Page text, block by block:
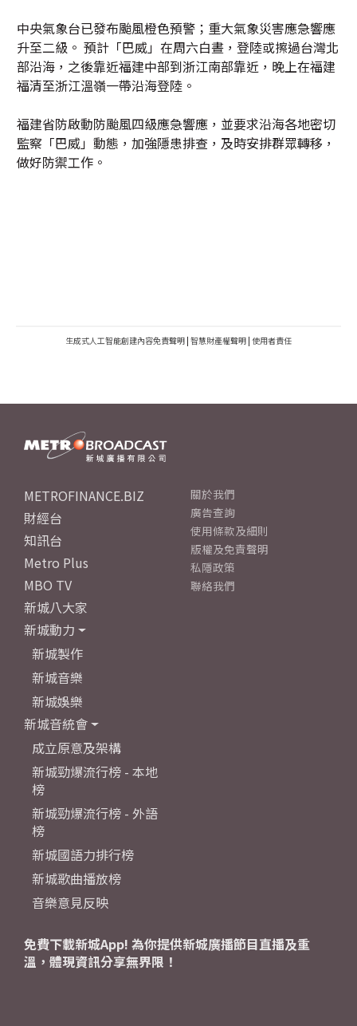
中央氣象台已發布颱風橙色預警；重大氣象災害應急響應
升至二級。 預計「巴威」在周六白晝，登陸或擦過台灣北
部沿海，之後靠近福建中部到浙江南部靠近，晚上在福建
福清至浙江溫嶺一帶沿海登陸。
福建省防啟動防颱風四級應急響應，並要求沿海各地密切
監察「巴威」動態，加強隱患排查，及時安排群眾轉移，
做好防禦工作。
生成式人工智能創建內容免責聲明 | 智慧財產權聲明 | 使用者責任
METROFINANCE.BIZ
財經台
知訊台
Metro Plus
MBO TV
新城八大家
新城動力
新城製作
新城音樂
新城娛樂
新城音統會
成立原意及架構
新城勁爆流行榜 - 本地
榜
新城勁爆流行榜 - 外語
榜
新城國語力排行榜
新城歌曲播放榜
音樂意見反映
關於我們
廣告查詢
使用條款及細則
版權及免責聲明
私隱政策
聯絡我們
免費下載新城App! 為你提供新城廣播節目直播及重
溫，體現資訊分享無界限！